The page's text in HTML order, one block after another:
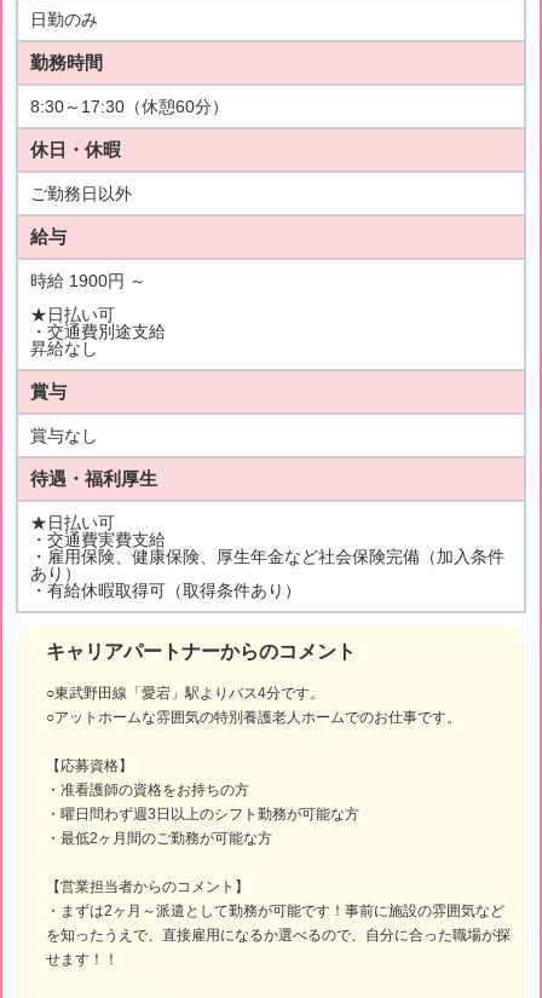
キャリアパートナーからのコメント
○東武野田線「愛宕」駅よりバス4分です。
○アットホームな雰囲気の特別養護老人ホームでのお仕事です。
【応募資格】
・准看護師の資格をお持ちの方
・曜日問わず週3日以上のシフト勤務が可能な方
・最低2ヶ月間のご勤務が可能な方
【営業担当者からのコメント】
・まずは2ヶ月～派遣として勤務が可能です！事前に施設の雰囲気など
を知ったうえで、直接雇用になるか選べるので、自分に合った職場が探
せます！！
日勤のみ
勤務時間
8:30～17:30（休憩60分）
休日・休暇
ご勤務日以外
給与
時給 1900円 ～
★日払い可
・交通費別途支給
昇給なし
賞与
賞与なし
待遇・福利厚生
★日払い可
・交通費実費支給
・雇用保険、健康保険、厚生年金など社会保険完備（加入条件
あり）
・有給休暇取得可（取得条件あり）